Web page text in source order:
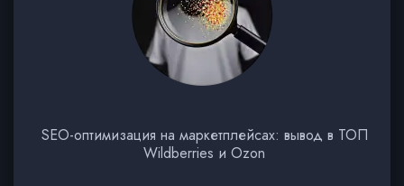
SEO-оптимизация на маркетплейсах: вывод в ТОП
Wildberries и Ozon